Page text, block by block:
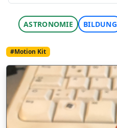
ASTRONOMIE BILDUNG
#Motion Kit